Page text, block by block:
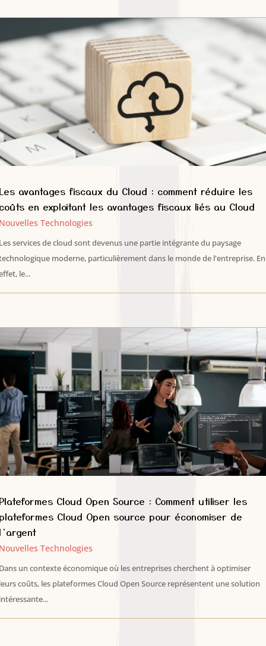
avantages fiscaux du Cloud : comment réduire les
en exploitant les avantages fiscaux liés au Cloud
Technologies
services de cloud sont devenus une partie intégrante du paysage
moderne, particulièrement dans le monde de l'entreprise. En
le...
Cloud Open Source : Comment utiliser les
Cloud Open source pour économiser de
Technologies
un contexte économique où les entreprises cherchent à optimiser
coûts, les plateformes Cloud Open Source représentent une solution